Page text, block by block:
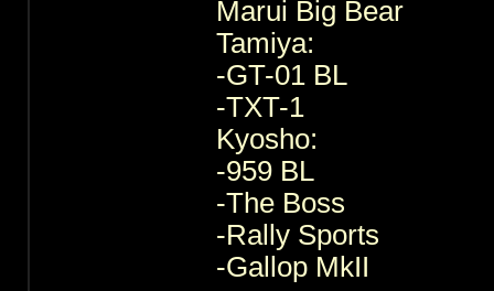
Marui Big Bear
Tamiya:
-GT-01 BL
-TXT-1
Kyosho:
-959 BL
-The Boss
-Rally Sports
-Gallop MkII